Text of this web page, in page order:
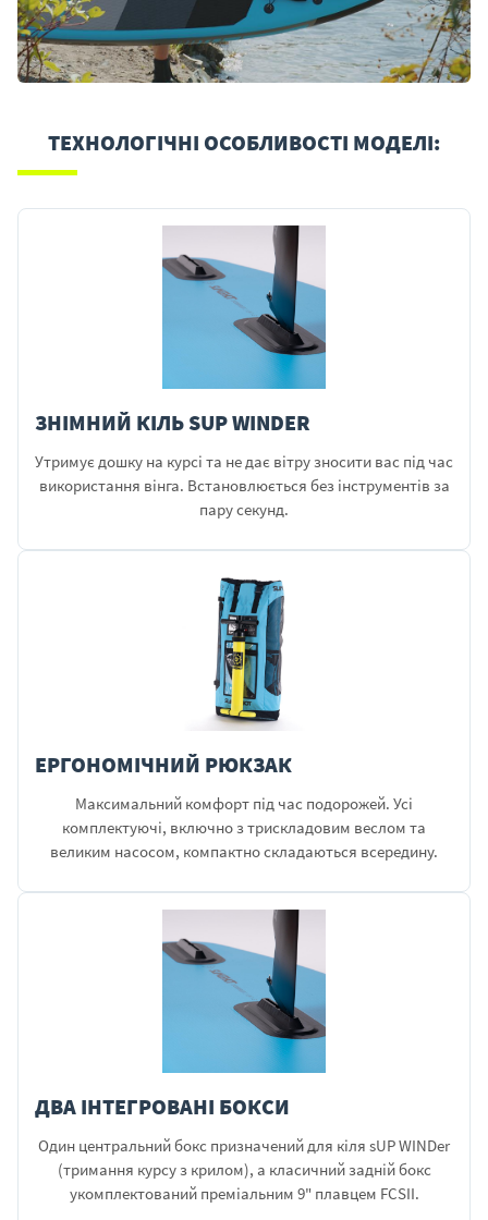
ТЕХНОЛОГІЧНІ ОСОБЛИВОСТІ МОДЕЛІ:
ЗНІМНИЙ КІЛЬ SUP WINDER
Утримує дошку на курсі та не дає вітру зносити вас під час
використання вінга. Встановлюється без інструментів за
пару секунд.
ЕРГОНОМІЧНИЙ РЮКЗАК
Максимальний комфорт під час подорожей. Усі
комплектуючі, включно з трискладовим веслом та
великим насосом, компактно складаються всередину.
ДВА ІНТЕГРОВАНІ БОКСИ
Один центральний бокс призначений для кіля sUP WINDer
(тримання курсу з крилом), а класичний задній бокс
укомплектований преміальним 9" плавцем FCSII.